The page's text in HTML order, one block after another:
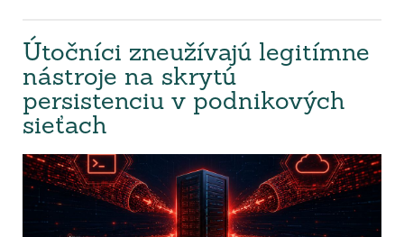
Útočníci zneužívajú legitímne
nástroje na skrytú
persistenciu v podnikových
sieťach